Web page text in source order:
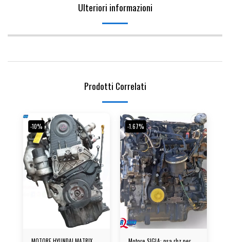
Ulteriori informazioni
Prodotti Correlati
-10% -1.67%